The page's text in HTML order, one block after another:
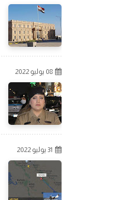
08 يوليو 2022
31 يوليو 2022